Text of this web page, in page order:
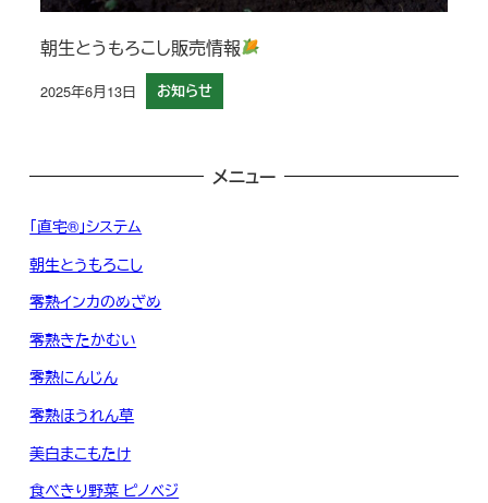
朝生とうもろこし販売情報
投稿日
2025年6月13日 お知らせ
メニュー
「直宅®」システム
朝生とうもろこし
零熟インカのめざめ
零熟きたかむい
零熟にんじん
零熟ほうれん草
美白まこもたけ
食べきり野菜 ピノベジ